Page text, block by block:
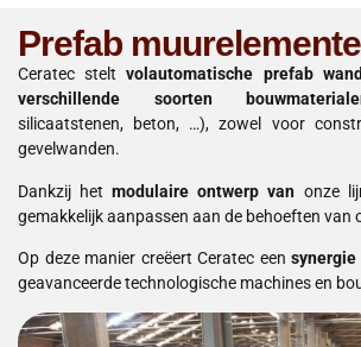
Prefab
Ceratec steltvolautomatische prefab
verschillende soorten
silicaatstenen, beton, …), zowel voor
gevelwanden.
Dankzij hetmodulaire ontwerp van onze
gemakkelijk aanpassen aan de behoeften van
Op deze manier creëert Ceratec een synergie
geavanceerde technologische machines en